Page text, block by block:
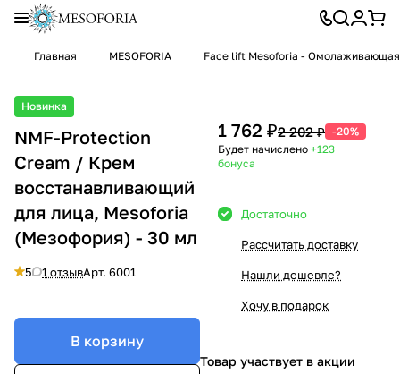
Главная MESOFORIA Face lift Mesoforia -
Новинка
NMF-Protection
Cream / Крем
восстанавливающий
для лица, Mesoforia
(Мезофория) - 30 мл
5 1 отзывАрт. 6001
В корзину
1 762 ₽2 202 ₽ -20%
Будет начислено +123
бонуса
Достаточно
Рассчитать доставку
Нашли дешевле?
Хочу в подарок
Товар участвует в акции